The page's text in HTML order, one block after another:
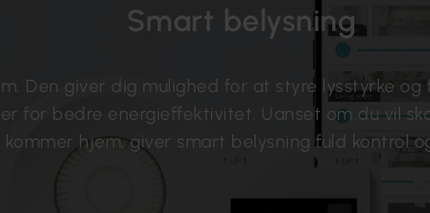
Smart belysning
Den giver dig mulighed for at styre lysstyrke
for bedre energieffektivitet. Uanset om du vil
hjem, giver smart belysning fuld kontrol